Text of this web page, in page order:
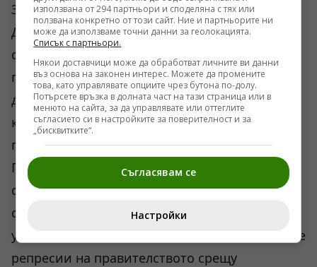
Защо други ще гласуват с „не“
Двете основни опозиционни партии, силно
секуларистката Републиканска народна
партия (РНП) и кюрдската Народна
демократична партия (НДП), както и
коалиция от леви и малцинствени групи, ще
гласуват срещу промяната.
Противниците са убедени,че президентската
система ще породи едноличен режим начело
с Ердоган, който според тях и без това
управлява авторитарно. Те изтъкват масовите
репресии на правителството срещу
използвана от 294 партньори и споделяна с тях или
ползвана конкретно от този сайт. Ние и партньорите ни
може да използваме точни данни за геолокацията.
Списък с партньори.
Някои доставчици може да обработват личните ви данни
въз основа на законен интерес. Можете да промените
това, като управлявате опциите чрез бутона по-долу.
Потърсете връзка в долната част на тази страница или в
менюто на сайта, за да управлявате или оттеглите
съгласието си в настройките за поверителност и за
„бисквитките“.
Съгласявам се
Настройки